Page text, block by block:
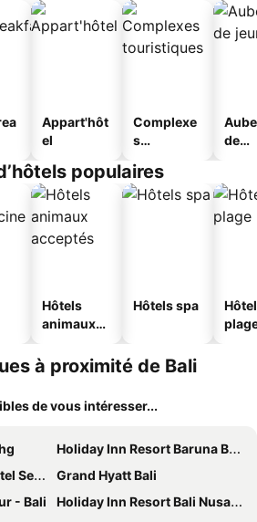
Appart'hôt
el
Complexe
s
s
de
populaires
Hôtels
animaux
Hôtels spa
à proximité de Bali
de vous intéresser...
Holiday Inn Resort Baruna Bali By Ihg
Grand Hyatt Bali
- Bali
Holiday Inn Resort Bali Nusa Dua By Ihg